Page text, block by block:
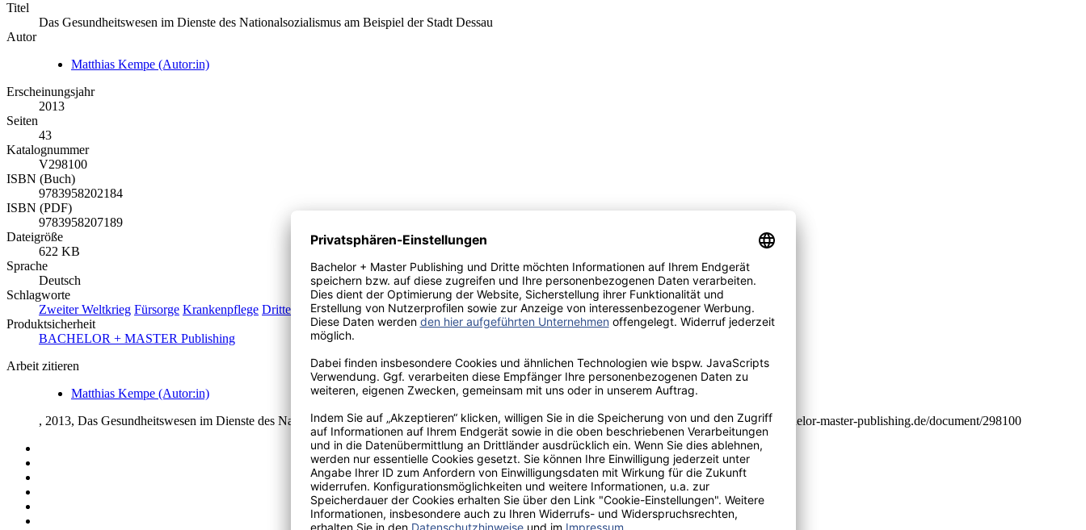
Titel
Das Gesundheitswesen im Dienste des Nationalsozialismus am Beispiel der Stadt Dessau
Autor
Matthias Kempe (Autor:in)
Erscheinungsjahr
2013
Seiten
43
Katalognummer
V298100
ISBN (Buch)
9783958202184
ISBN (PDF)
9783958207189
Dateigröße
622 KB
Sprache
Deutsch
Schlagworte
Zweiter Weltkrieg Fürsorge Krankenpflege Drittes Reich Sachsen-Anhalt
Produktsicherheit
BACHELOR + MASTER Publishing
Arbeit zitieren
Matthias Kempe (Autor:in)
, 2013, Das Gesundheitswesen im Dienste des Nationalsozialismus am Beispiel der Stadt Dessau, Hamburg, Bedey Media GmbH, https://www.bachelor-master-publishing.de/document/298100